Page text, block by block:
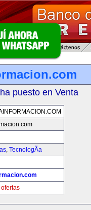
puesto en Venta
, TecnologÃ­a